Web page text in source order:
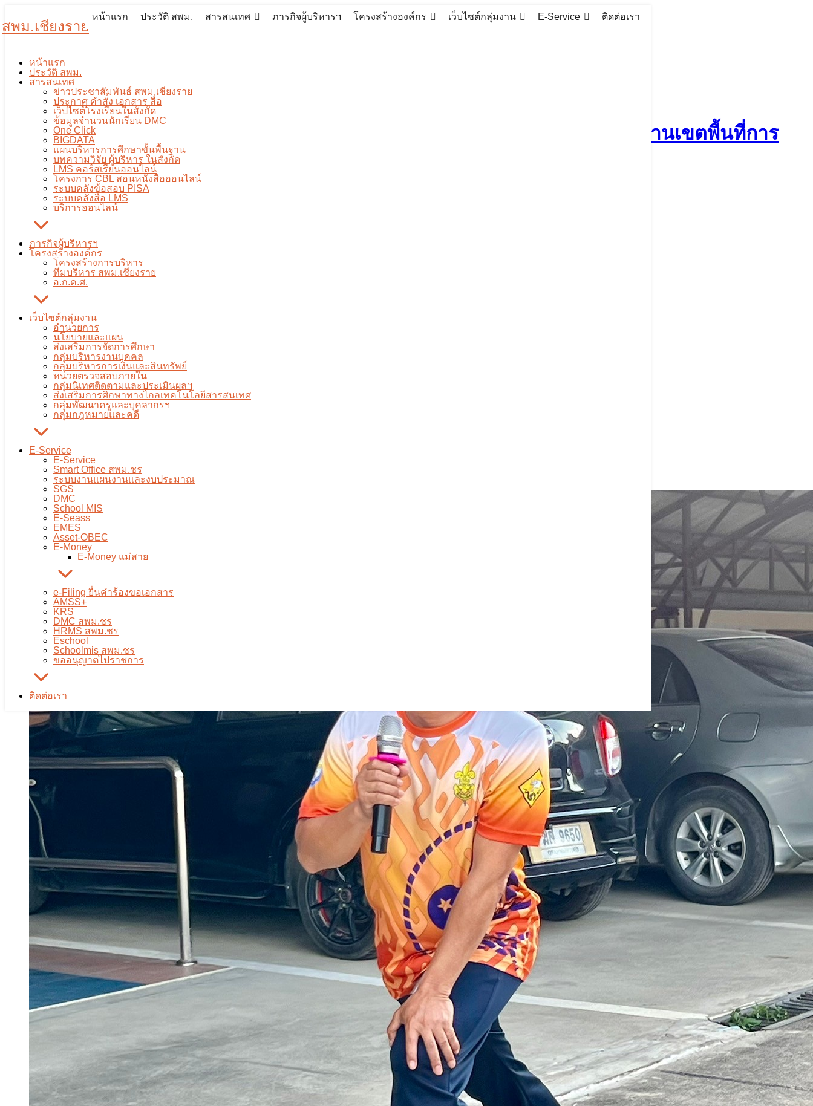
to
สพม.เชียงราย
หน้าแรก ประวัติ สพม. สารสนเทศ ภารกิจผู้บริหารฯ โครงสร้างองค์กร เว็บไซต์กลุ่มงาน E-Service ติดต่อเรา
หน้าแรก
ประวัติ สพม.
สารสนเทศ
ข่าวประชาสัมพันธ์ สพม.เชียงราย
ประกาศ คำสั่ง เอกสาร สื่อ
เว็ปไซต์โรงเรียนในสังกัด
ข้อมูลจำนวนนักเรียน DMC
One Click
BIGDATA
แผนบริหารการศึกษาขั้นพื้นฐาน
บทความวิจัย ผู้บริหาร ในสังกัด
LMS คอร์สเรียนออนไลน์
โครงการ CBL สอนหนังสือออนไลน์
ระบบคลังข้อสอบ PISA
ระบบคลังสื่อ LMS
บริการออนไลน์
ภารกิจผู้บริหารฯ
โครงสร้างองค์กร
โครงสร้างการบริหาร
ทีมบริหาร สพม.เชียงราย
อ.ก.ค.ศ.
เว็บไซต์กลุ่มงาน
อำนวยการ
นโยบายและแผน
ส่งเสริมการจัดการศึกษา
กลุ่มบริหารงานบุคคล
กลุ่มบริหารการเงินและสินทรัพย์
หน่วยตรวจสอบภายใน
กลุ่มนิเทศติดตามและประเมินผลฯ
ส่งเสริมการศึกษาทางไกลเทคโนโลยีสารสนเทศ
กลุ่มพัฒนาครูและบุคลากรฯ
กลุ่มกฎหมายและคดี
E-Service
E-Service
Smart Office สพม.ชร
ระบบงานแผนงานและงบประมาณ
SGS
DMC
School MIS
E-Seass
EMES
Asset-OBEC
E-Money
E-Money แม่สาย
e-Filing ยื่นคำร้องขอเอกสาร
AMSS+
KRS
DMC สพม.ชร
HRMS สพม.ชร
Eschool
Schoolmis สพม.ชร
ขออนุญาตไปราชการ
ติดต่อเรา
Search
กิจกรรมส่งเสริมการออกกำลังกายและกีฬาเพื่อมวลชน ให้เป็นวิถีชีวิต ในสำนักงานเขตพื้นที่การศึกษามัธยมศึกษาเชียงราย
กิจกรรมส่งเสริมการออกกำลังกายและกีฬาเพื่อมวลชน ให้เป็นวิถีชีวิต ในสำนักงานเขตพื้นที่การ
ศึกษามัธยมศึกษาเชียงราย
8 พฤศจิกายน 20238 พฤศจิกายน 2023